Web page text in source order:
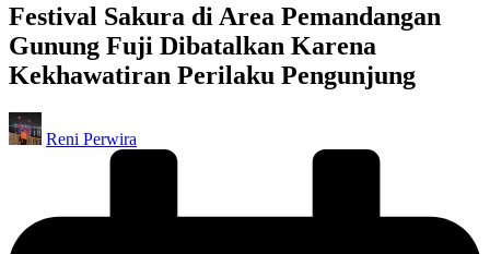
Festival Sakura di Area Pemandangan
Gunung Fuji Dibatalkan Karena
Kekhawatiran Perilaku Pengunjung
Posted
by
Reni Perwira